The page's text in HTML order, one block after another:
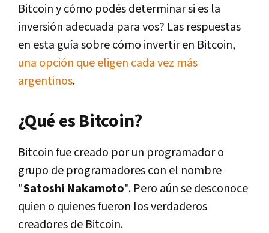
Bitcoin y cómo podés determinar si es la
inversión adecuada para vos? Las respuestas
en esta guía sobre cómo invertir en Bitcoin,
una opción que eligen cada vez más
argentinos.
¿Qué es Bitcoin?
Bitcoin fue creado por un programador o
grupo de programadores con el nombre
"Satoshi Nakamoto". Pero aún se desconoce
quien o quienes fueron los verdaderos
creadores de Bitcoin.